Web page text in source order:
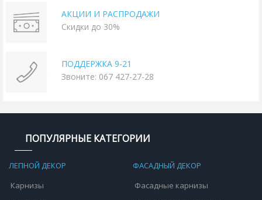
АКЦИИ И РАСПРОДАЖИ
Скидки до 30%
ПОДДЕРЖКА 9-21
Звоните: 067 427-27-28
ПОПУЛЯРНЫЕ КАТЕГОРИИ
ЛЕПНОЙ ДЕКОР
Карнизы
ФАСАДНЫЙ ДЕКОР
Фасадные карнизы